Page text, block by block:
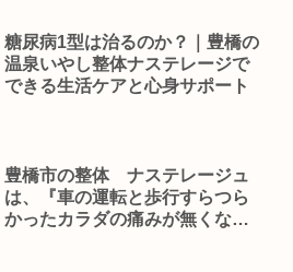
糖尿病1型は治るのか？｜豊橋の
温泉いやし整体ナステレージで
できる生活ケアと心身サポート
豊橋市の整体 ナステレージュ
は、『車の運転と歩行すらつら
かったカラダの痛みが無くなり